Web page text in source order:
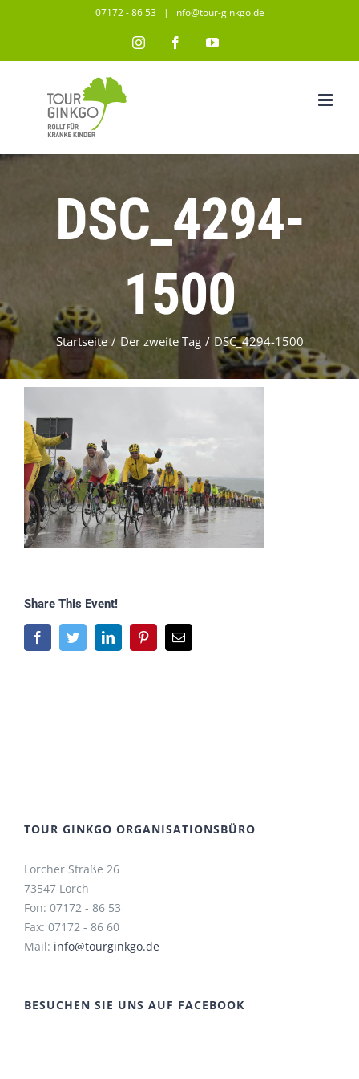
07172 - 86 53 | info@tour-ginkgo.de
InstagramFacebookYouTube
DSC_4294-
1500
Startseite / Der zweite Tag / DSC_4294-1500
Share This Event!
FacebookTwitterLinkedInPinterestE-
Mail
TOUR GINKGO ORGANISATIONSBÜRO
Lorcher Straße 26
73547 Lorch
Fon: 07172 - 86 53
Fax: 07172 - 86 60
Mail: info@tourginkgo.de
BESUCHEN SIE UNS AUF FACEBOOK